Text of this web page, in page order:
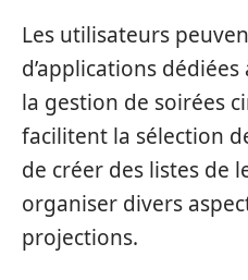
Les utilisateurs
d’applications
la gestion de soirées
facilitent la sélection
de créer des listes de
organiser divers
projections.